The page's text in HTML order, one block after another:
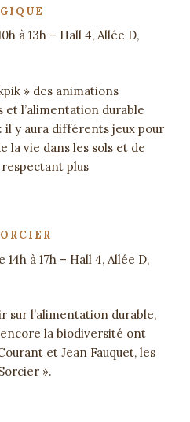
à 13h – Hall 4, Allée D,
» des animations
et l’alimentation durable
il y aura différents jeux pour
la vie dans les sols et de
plus
à 17h – Hall 4, Allée D,
sur l’alimentation durable,
la biodiversité ont
et Jean Fauquet, les
».